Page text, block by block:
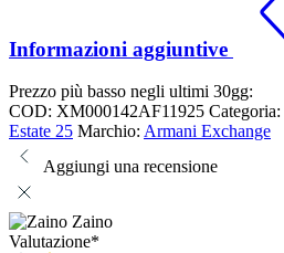
Informazioni aggiuntive
Prezzo più basso negli ultimi 30gg:
COD: XM000142AF11925 Categoria:
Estate 25 Marchio: Armani Exchange
Aggiungi una recensione
Zaino
Valutazione*